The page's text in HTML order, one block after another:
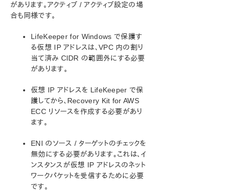
SIOS Protection Suite/LifeKeeper for Windows テ
アプリケーションリカバリーキット
Recovery Kit for EC2™ 管理ガイド
Recovery Kit for EC2™の要件
設定
Recovery Kit for EC2™ のチューニング
AWS ECC リソース階層の削除
AWS ECC リソース階層の拡張
ローカルリカバリと設定に関する考慮事項
AWS ECC リソース監視と設定に関する考慮事項
があります。アクティブ / アクティブ設定の場
合も同様です。
LifeKeeper for Windows で保護す
る仮想 IP アドレスは、VPC 内の割り
当て済み CIDR の範囲外にする必要
があります。
仮想 IP アドレスを LifeKeeper で保
護してから、Recovery Kit for AWS
ECC リソースを作成する必要があり
ます。
ENI のソース / ターゲットのチェックを
無効にする必要があります。これは、イ
ンスタンスが仮想 IP アドレスのネット
ワークパケットを受信するために必要
です。